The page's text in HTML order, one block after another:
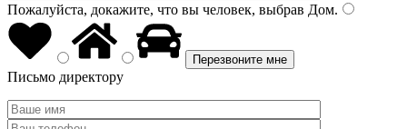
Пожалуйста, докажите, что вы человек, выбрав Дом.
Письмо директору